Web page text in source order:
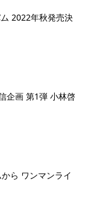
2022年秋発売決
企画 第1弾 小林啓
ら ワンマンライ